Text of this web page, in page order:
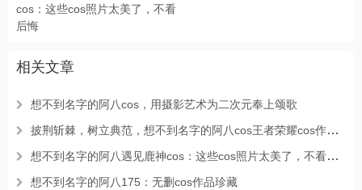
cos：这些cos照片太美了，不看
后悔
相关文章
想不到名字的阿八cos，用摄影艺术为二次元奉上颂歌
披荆斩棘，树立典范，想不到名字的阿八cos王者荣耀cos作品集再现英雄风度
想不到名字的阿八遇见鹿神cos：这些cos照片太美了，不看后悔
想不到名字的阿八175：无删cos作品珍藏